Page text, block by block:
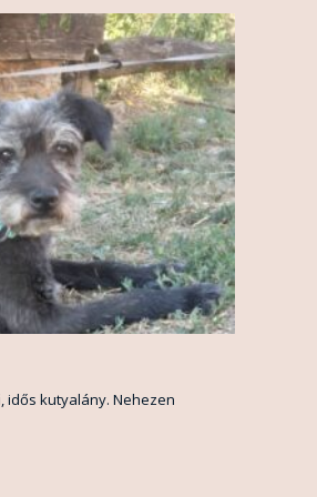
idős kutyalány. Nehezen